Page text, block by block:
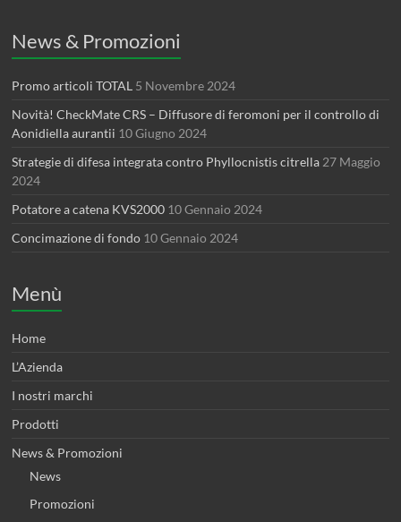
News & Promozioni
Promo articoli TOTAL 5 Novembre 2024
Novità! CheckMate CRS – Diffusore di feromoni per il controllo di
Aonidiella aurantii 10 Giugno 2024
Strategie di difesa integrata contro Phyllocnistis citrella 27 Maggio
2024
Potatore a catena KVS2000 10 Gennaio 2024
Concimazione di fondo 10 Gennaio 2024
Menù
Home
L’Azienda
I nostri marchi
Prodotti
News & Promozioni
News
Promozioni